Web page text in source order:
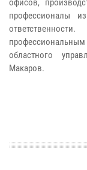
офисов,
профессионалы
областного
Макаров.